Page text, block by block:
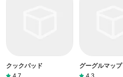
クックパッド
グーグルマップ